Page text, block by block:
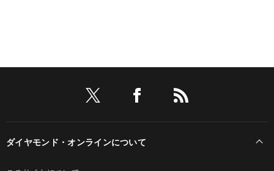
ダイヤモンド・オンラインについて